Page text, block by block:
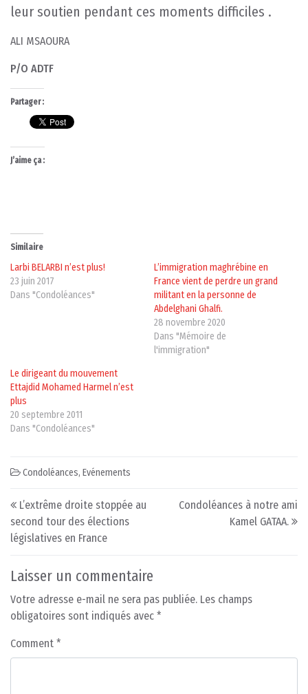
leur soutien pendant ces moments difficiles .
ALI MSAOURA
P/O ADTF
Partager :
J’aime ça :
Similaire
Larbi BELARBI n’est plus!
23 juin 2017
Dans "Condoléances"
L’immigration maghrébine en
France vient de perdre un grand
militant en la personne de
Abdelghani Ghalfi.
28 novembre 2020
Dans "Mémoire de
l'immigration"
Le dirigeant du mouvement
Ettajdid Mohamed Harmel n’est
plus
20 septembre 2011
Dans "Condoléances"
Condoléances, Evénements
Post navigation
L’extrême droite stoppée au
second tour des élections
législatives en France
Condoléances à notre ami
Kamel GATAA.
Laisser un commentaire
Votre adresse e-mail ne sera pas publiée. Les champs
obligatoires sont indiqués avec *
Comment *